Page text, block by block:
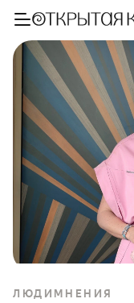
ЛЮДИ МНЕНИЯ